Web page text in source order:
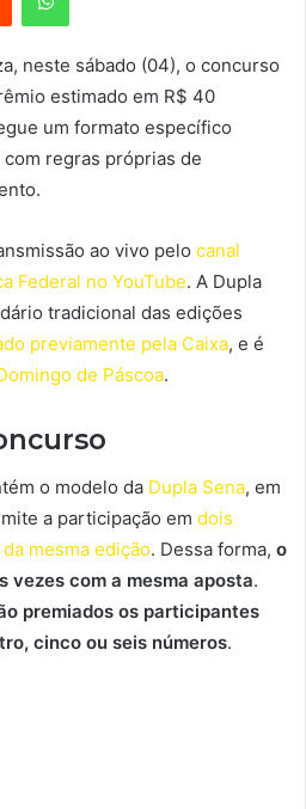
neste sábado (04), o concurso
estimado em R$ 40
um formato específico
regras próprias de
ao vivo pelo canal
Federal no YouTube. A Dupla
tradicional das edições
previamente pela Caixa, e é
de Páscoa.
o modelo da Dupla Sena, em
a participação em dois
mesma edição. Dessa forma, o
vezes com a mesma aposta.
premiados os participantes
cinco ou seis números.